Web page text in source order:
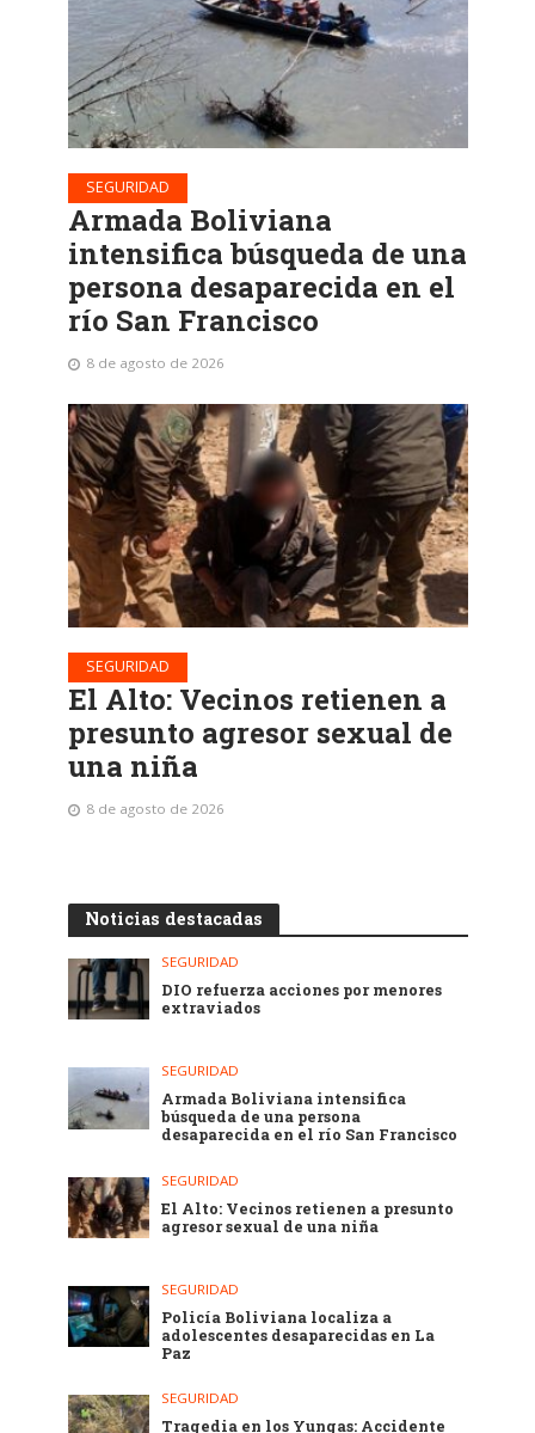
SEGURIDAD
Armada Boliviana
intensifica búsqueda de una
persona desaparecida en el
río San Francisco
8 de agosto de 2026
SEGURIDAD
El Alto: Vecinos retienen a
presunto agresor sexual de
una niña
8 de agosto de 2026
Noticias destacadas
SEGURIDAD
DIO refuerza acciones por menores
extraviados
SEGURIDAD
Armada Boliviana intensifica
búsqueda de una persona
desaparecida en el río San Francisco
SEGURIDAD
El Alto: Vecinos retienen a presunto
agresor sexual de una niña
SEGURIDAD
Policía Boliviana localiza a
adolescentes desaparecidas en La
Paz
SEGURIDAD
Tragedia en los Yungas: Accidente